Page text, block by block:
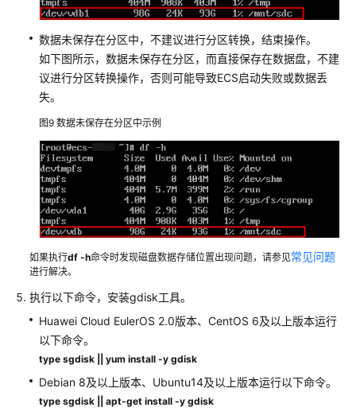
应
无
法
访
问
网
站/
应
用
访
问
运
行
缓
故
排
除
数据未保存在分区中，不建议进行分区转换，结束操作。
如下图所示，数据未保存在分区，而直接保存在数据盘，不建
议进行分区转换操作，否则可能导致ECS启动失败或数据丢
失。
图9 数据未保存在分区中示例
如果执行df -h命令时发现磁盘数据存储位置出现问题，请参见常见问题
进行解决。
执行以下命令，安装gdisk工具。
Huawei Cloud EulerOS 2.0版本、CentOS 6及以上版本运行
以下命令。
type sgdisk || yum install -y gdisk
Debian 8及以上版本、Ubuntu14及以上版本运行以下命令。
type sgdisk || apt-get install -y gdisk